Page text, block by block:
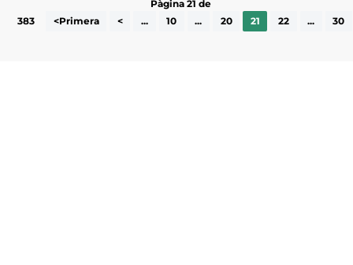
Pàgina 21 de
383
<Primera < ... 10 ... 20 21 22 ... 30